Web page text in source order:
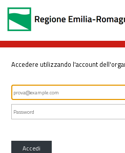
Accedere utilizzando l'account
Accedi